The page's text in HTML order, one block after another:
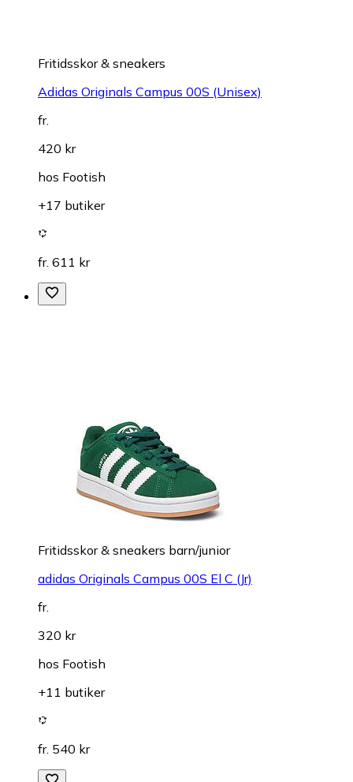
Fritidsskor & sneakers
Adidas Originals Campus 00S (Unisex)
fr.
420 kr
hos Footish
+17 butiker
fr. 611 kr
Fritidsskor & sneakers barn/junior
adidas Originals Campus 00S El C (Jr)
fr.
320 kr
hos Footish
+11 butiker
fr. 540 kr